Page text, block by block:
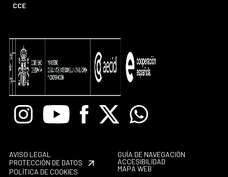
CCE
InstagramYoutube Facebook
X Whatsapp
AVISO LEGAL
PROTECCIÓN DE DATOS
POLÍTICA DE COOKIES
GUÍA DE NAVEGACIÓN
ACCESIBILIDAD
MAPA WEB